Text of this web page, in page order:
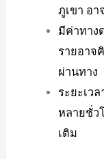
ภูเขา อา
มีค่าทาง
รายอาจ
ผ่านทาง
ระยะเว
หลายชั่ว
เติม